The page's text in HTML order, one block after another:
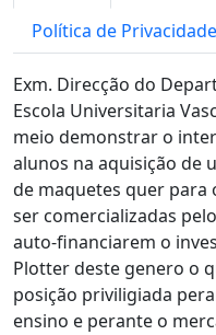
Política de Privacidade
Exm. Direcção do
Escola Universitaria
meio demonstrar o
alunos na aquisição de
de maquetes quer para
ser comercializadas
auto-financiarem o
Plotter deste genero o
posição priviligiada
ensino e perante o